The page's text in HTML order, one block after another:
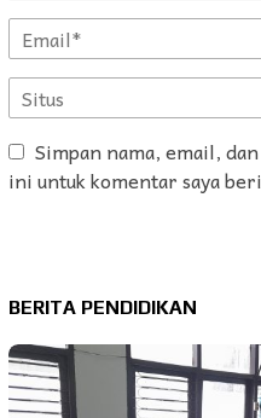
Simpan nama, email,
ini untuk komentar saya
BERITA PENDIDIKAN